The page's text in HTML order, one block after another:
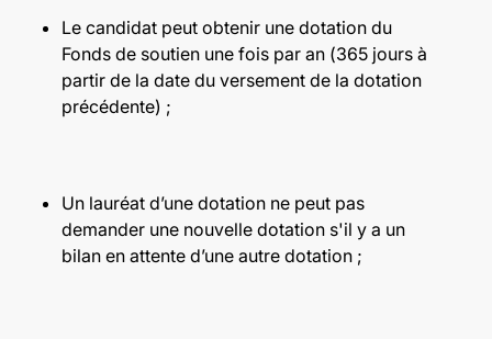
Le candidat peut obtenir une dotation du
Fonds de soutien une fois par an (365 jours à
partir de la date du versement de la dotation
précédente) ;
Un lauréat d’une dotation ne peut pas
demander une nouvelle dotation s'il y a un
bilan en attente d’une autre dotation ;